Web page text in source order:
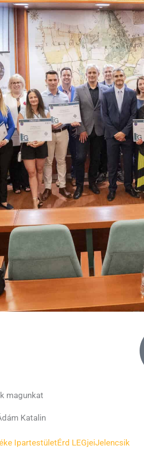
magunkat
Katalin
IpartestületÉrd LEGjeiJelencsik